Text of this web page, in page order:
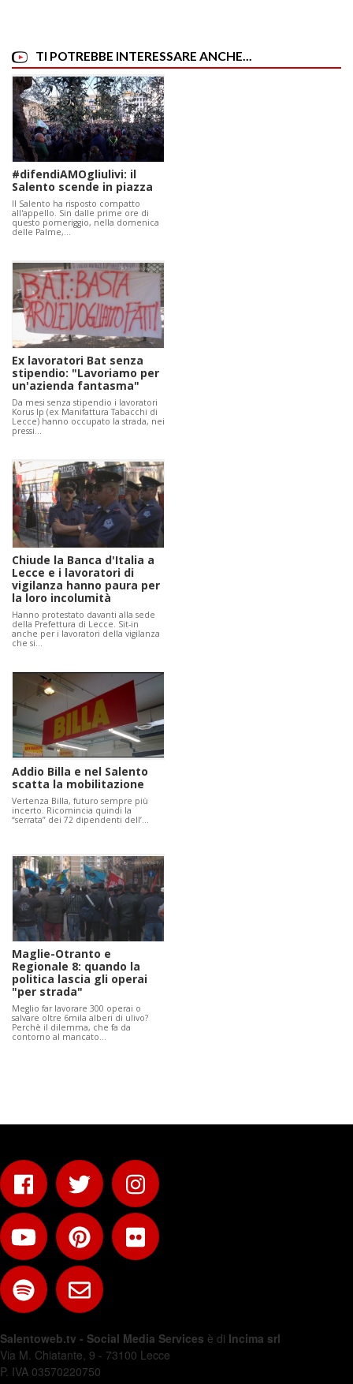
TI POTREBBE INTERESSARE ANCHE...
#difendiAMOgliulivi: il
Salento scende in piazza
Il Salento ha risposto compatto
all'appello. Sin dalle prime ore di
questo pomeriggio, nella domenica
delle Palme,…
Ex lavoratori Bat senza
stipendio: "Lavoriamo per
un'azienda fantasma"
Da mesi senza stipendio i lavoratori
Korus Ip (ex Manifattura Tabacchi di
Lecce) hanno occupato la strada, nei
pressi…
Chiude la Banca d'Italia a
Lecce e i lavoratori di
vigilanza hanno paura per
la loro incolumità
Hanno protestato davanti alla sede
della Prefettura di Lecce. Sit-in
anche per i lavoratori della vigilanza
che si…
Addio Billa e nel Salento
scatta la mobilitazione
Vertenza Billa, futuro sempre più
incerto. Ricomincia quindi la
“serrata” dei 72 dipendenti dell’…
Maglie-Otranto e
Regionale 8: quando la
politica lascia gli operai
"per strada"
Meglio far lavorare 300 operai o
salvare oltre 6mila alberi di ulivo?
Perchè il dilemma, che fa da
contorno al mancato…
Salentoweb.tv - Social Media Services è di Incima srl
Via M. Chiatante, 9 - 73100 Lecce
P. IVA 03570220750